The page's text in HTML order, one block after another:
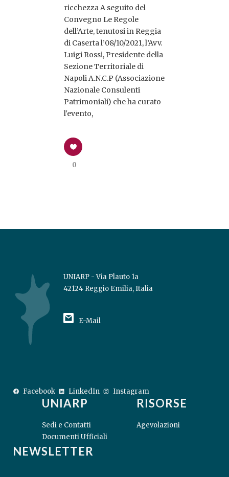
ricchezza A seguito del
Convegno Le Regole
dell’Arte, tenutosi in Reggia
di Caserta l’08/10/2021, l’Avv.
Luigi Rossi, Presidente della
Sezione Territoriale di
Napoli A.N.C.P (Associazione
Nazionale Consulenti
Patrimoniali) che ha curato
l'evento,
0
UNIARP - Via Plauto 1a
42124 Reggio Emilia, Italia
E-Mail
Facebook LinkedIn Instagram
UNIARP
Sedi e Contatti
Documenti Ufficiali
RISORSE
Agevolazioni
NEWSLETTER